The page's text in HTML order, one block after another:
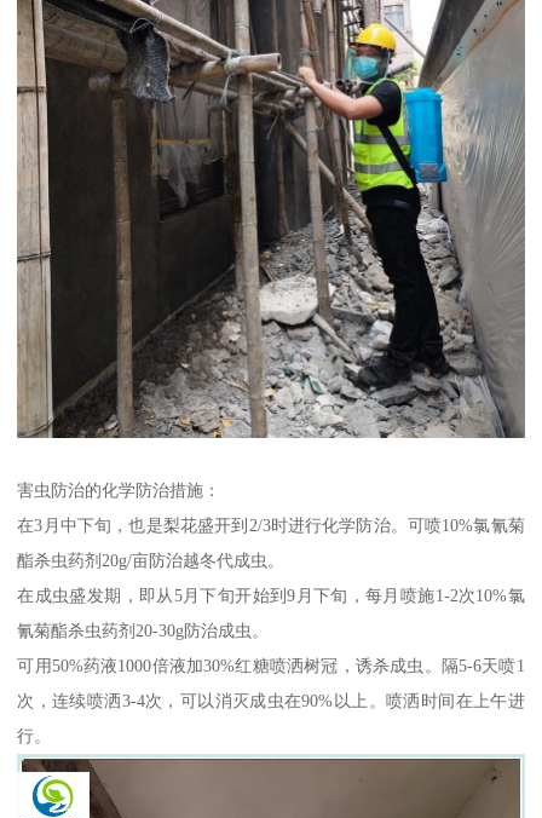
害虫防治的化学防治措施：
在3月中下旬，也是梨花盛开到2/3时进行化学防治。可喷10%氯氰菊
酯杀虫药剂20g/亩防治越冬代成虫。
在成虫盛发期，即从5月下旬开始到9月下旬，每月喷施1-2次10%氯
氰菊酯杀虫药剂20-30g防治成虫。
可用50%药液1000倍液加30%红糖喷洒树冠，诱杀成虫。隔5-6天喷1
次，连续喷洒3-4次，可以消灭成虫在90%以上。喷洒时间在上午进
行。